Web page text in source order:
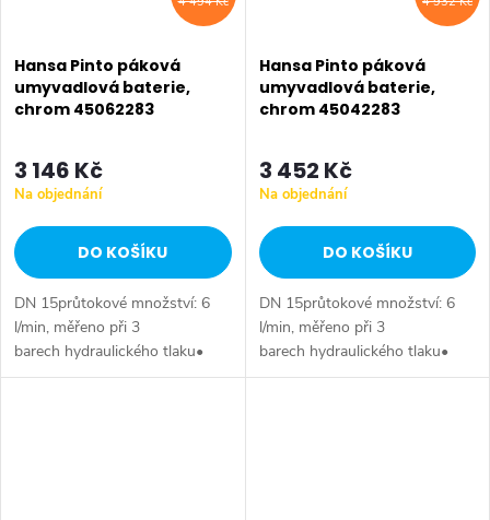
Hansa Pinto páková
umyvadlová baterie,
chrom 45062283
3 146 Kč
Na objednání
DO KOŠÍKU
DN 15průtokové množství: 6
l/min, měřeno při 3
barech hydraulického tlaku•
bez odpadní soupravy• bez
Hansa Pinto páková
umyvadlová baterie,
chrom 45042283
3 452 Kč
Na objednání
DO KOŠÍKU
DN 15průtokové množství: 6
l/min, měřeno při 3
barech hydraulického tlaku•
odpadní souprava (kov)•